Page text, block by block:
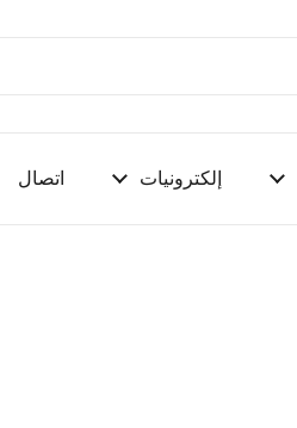
إلكترونيات اتصال